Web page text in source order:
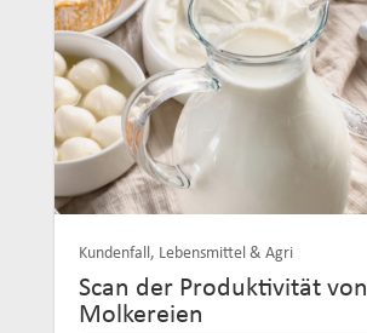
Kundenfall, Lebensmittel & Agri
Scan der Produktivität von
Molkereien